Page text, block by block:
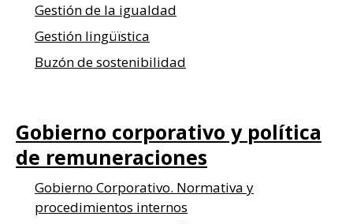
Gestión de la igualdad
Gestión lingüïstica
Buzón de sostenibilidad
Gobierno corporativo y política
de remuneraciones
Gobierno Corporativo. Normativa y
procedimientos internos